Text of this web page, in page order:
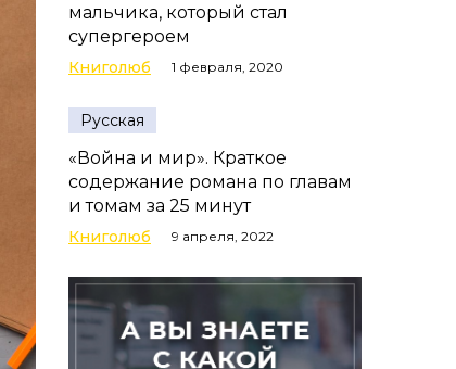
мальчика, который стал
супергероем
Книголюб 1 февраля, 2020
Русская
«Война и мир». Краткое
содержание романа по главам
и томам за 25 минут
Книголюб 9 апреля, 2022